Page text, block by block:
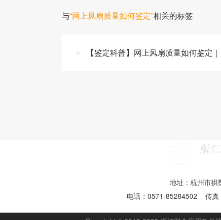
与“网上风扇质量如何鉴定”相关的标签
【鉴定科普】网上风扇质量如何鉴定
地址：杭州市拱
电话：0571-85284502 传